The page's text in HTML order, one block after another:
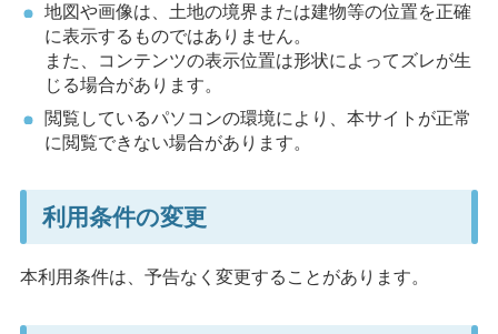
地図や画像は、土地の境界または建物等の位置を正確
に表示するものではありません。
また、コンテンツの表示位置は形状によってズレが生
じる場合があります。
閲覧しているパソコンの環境により、本サイトが正常
に閲覧できない場合があります。
利用条件の変更
本利用条件は、予告なく変更することがあります。